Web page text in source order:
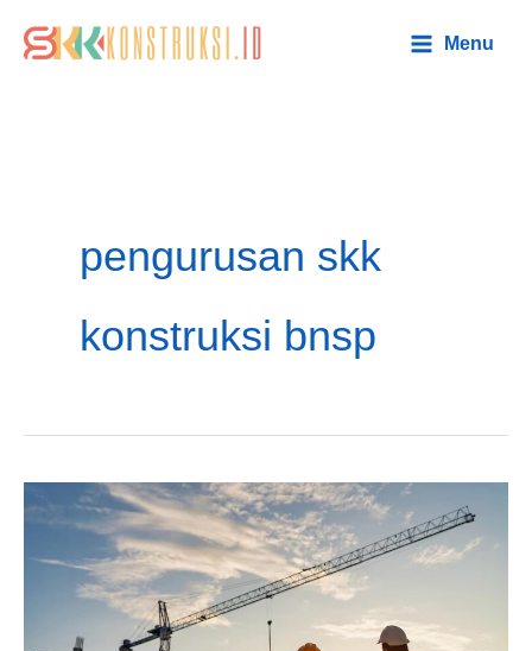
Menu
pengurusan skk
konstruksi bnsp
Pengurusan
SKK
Konstruksi